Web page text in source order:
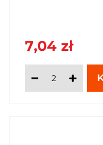
7,04 zł